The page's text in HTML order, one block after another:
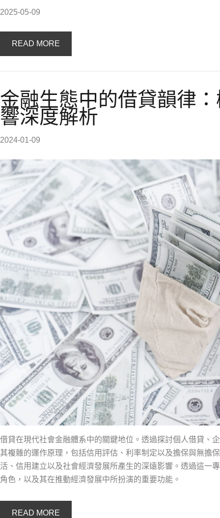
2025-05-09
READ MORE
金融生態中的借貸韻律
響深度解析
2024-01-09
借貸在現代社會金融體系中的關鍵地位。透過探討個人借貸、
其複雜的運作原理，包括信用評估、利率制定以及擔保與無擔
活、信用建立以及社會經濟發展所產生的深遠影響。透過這一
角色，以及其在推動經濟發展中所扮演的重要功能。
READ MORE